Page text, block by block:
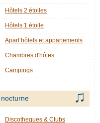
Hôtels 2 étoiles
Hôtels 1 étoile
Apart’hôtels et appartements
Chambres d'hôtes
Campings
Discotheques & Clubs